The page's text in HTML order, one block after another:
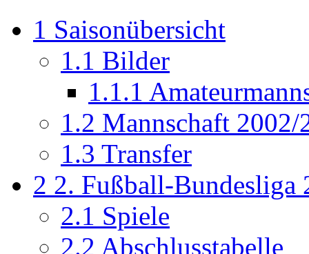
1 Saisonübersicht
1.1 Bilder
1.1.1
1.2 Mannschaft 2002/
1.3 Transfer
2 2. Fußball-Bundesliga
2.1 Spiele
2.2 Abschlusstabelle